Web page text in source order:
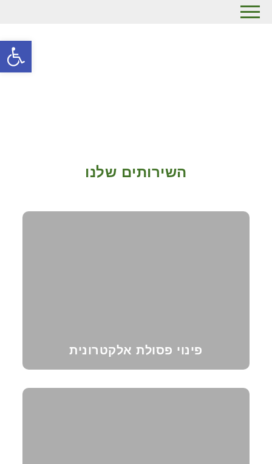
השירותים שלנו
פינוי פסולת אלקטרונית